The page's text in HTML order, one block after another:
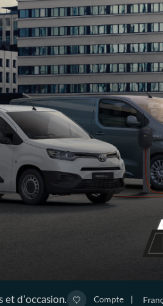
d’occasion. Compte